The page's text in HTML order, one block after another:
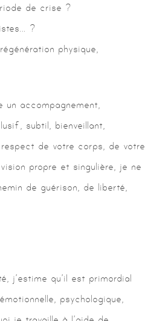
de crise ?
?
physique,
un accompagnement,
subtil, bienveillant,
de votre corps, de votre
propre et singulière, je ne
de guérison, de liberté,
j’estime qu’il est primordial
psychologique,